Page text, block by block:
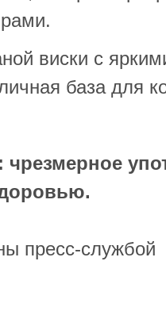
виски с
база для
пресс-службой